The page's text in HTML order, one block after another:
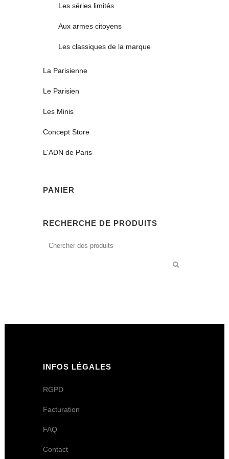
Les séries limités
Aux armes citoyens
Les classiques de la marque
La Parisienne
Le Parisien
Les Minis
Concept Store
L'ADN de Paris
PANIER
RECHERCHE DE PRODUITS
INFOS LÉGALES
RGPD
Facturation
FAQ
Contact